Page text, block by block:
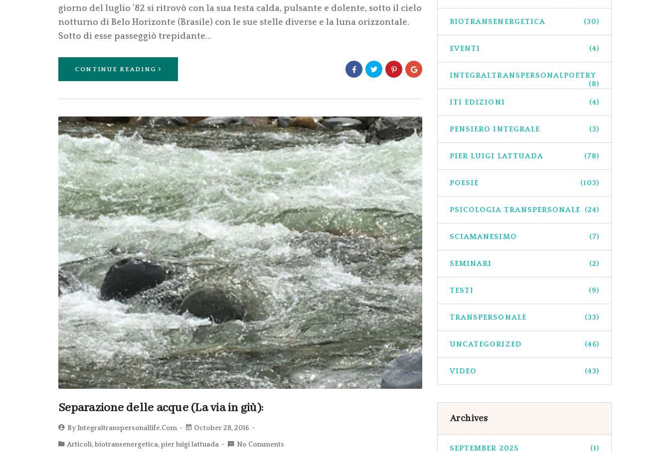
giorno del luglio ’82 si ritrovò con la sua testa calda, pulsante e dolente, sotto il cielo
notturno di Belo Horizonte (Brasile) con le sue stelle diverse e la luna orizzontale.
Sotto di esse passeggiò trepidante…
CONTINUE READING
Separazione delle acque (La via in giù):
ByIntegraltranspersonallife.com October 28, 2016
Articoli,biotransenergetica,pier luigi lattuada No Comments
BIOTRANSENERGETICA (30)
EVENTI (4)
INTEGRALTRANSPERSONALPOETRY
(8)
ITI EDIZIONI (4)
PENSIERO INTEGRALE (3)
PIER LUIGI LATTUADA (78)
POESIE (103)
PSICOLOGIA TRANSPERSONALE (24)
SCIAMANESIMO (7)
SEMINARI (2)
TESTI (9)
TRANSPERSONALE (33)
UNCATEGORIZED (46)
VIDEO (43)
Archives
SEPTEMBER 2025 (1)